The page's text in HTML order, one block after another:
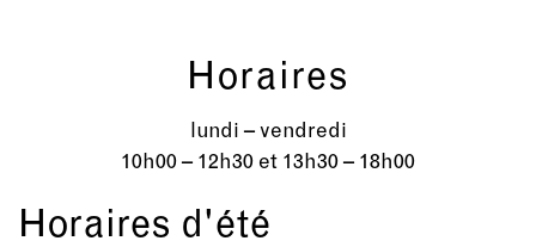
Horaires
lundi – vendredi
10h00 – 12h30 et 13h30 – 18h00
Horaires d'été